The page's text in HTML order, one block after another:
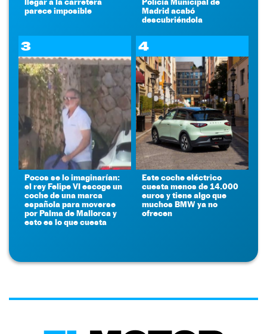
parece imposible
Madrid acabó
descubriéndola
3
Pocos se lo imaginarían:
el rey Felipe VI escoge un
coche de una marca
española para moverse
por Palma de Mallorca y
esto es lo que cuesta
4
Este coche eléctrico
cuesta menos de 14.000
euros y tiene algo que
muchos BMW ya no
ofrecen